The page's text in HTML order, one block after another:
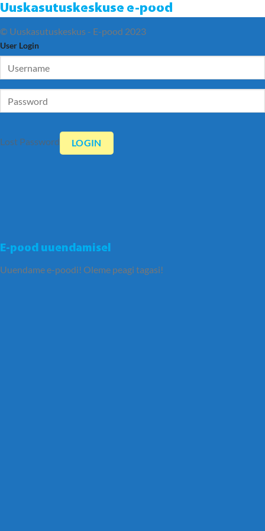
Uuskasutuskeskuse e-pood
E-pood uuendamisel
Uuendame e-poodi! Oleme peagi tagasi!
© Uuskasutuskeskus - E-pood 2023
User Login
Lost Password